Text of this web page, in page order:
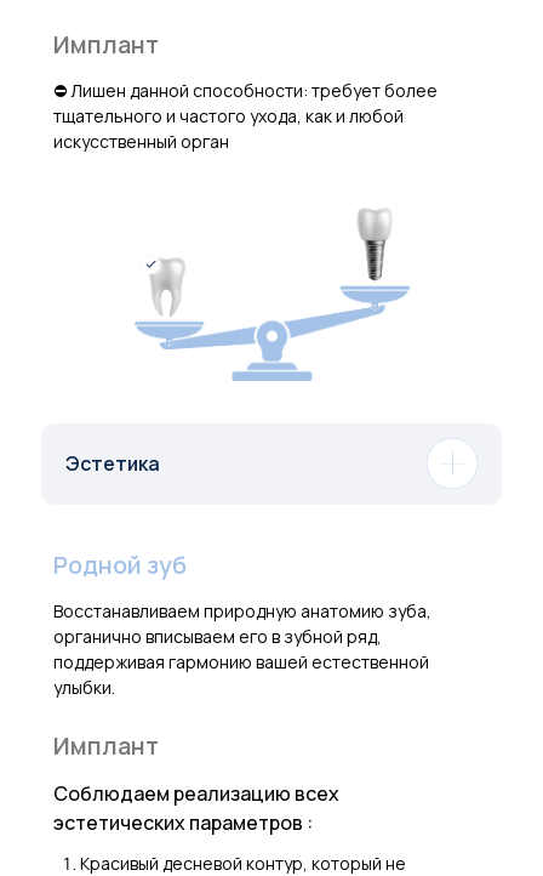
⛔️ Лишен данной способности: требует более
тщательного и частого ухода, как и любой
искусственный орган
Имплант
Эстетика
Красивый десневой контур, который не
Соблюдаем реализацию всех
эстетических параметров :
Имплант
Родной зуб
Восстанавливаем природную анатомию зуба,
органично вписываем его в зубной ряд,
поддерживая гармонию вашей естественной
улыбки.